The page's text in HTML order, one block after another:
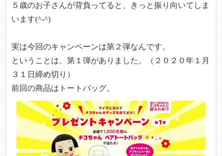
５歳のお子さんが背負ってると、きっと振り向いてしま
います(^-^)
実は今回のキャンペーンは第２弾なんです。
ということは、第１弾がありました。（２０２０年１月
３１日締め切り）
前回の商品はトートバッグ。